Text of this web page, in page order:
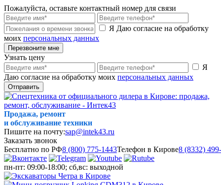
Пожалуйста, оставьте контактный номер для связи
Я Даю согласие на обработку
моих персональных данных
Перезвоните мне
Узнать цену
Я
Даю согласие на обработку моих персональных данных
Отправить
Продажа, ремонт
и обслуживание техники
Пишите на почту:sap@intek43.ru
Заказать звонок
Бесплатно по РФ8 (800) 775-1443Телефон в Кирове8 (8332)
пн-пт: 09:00-18:00; сб,вс: выходной